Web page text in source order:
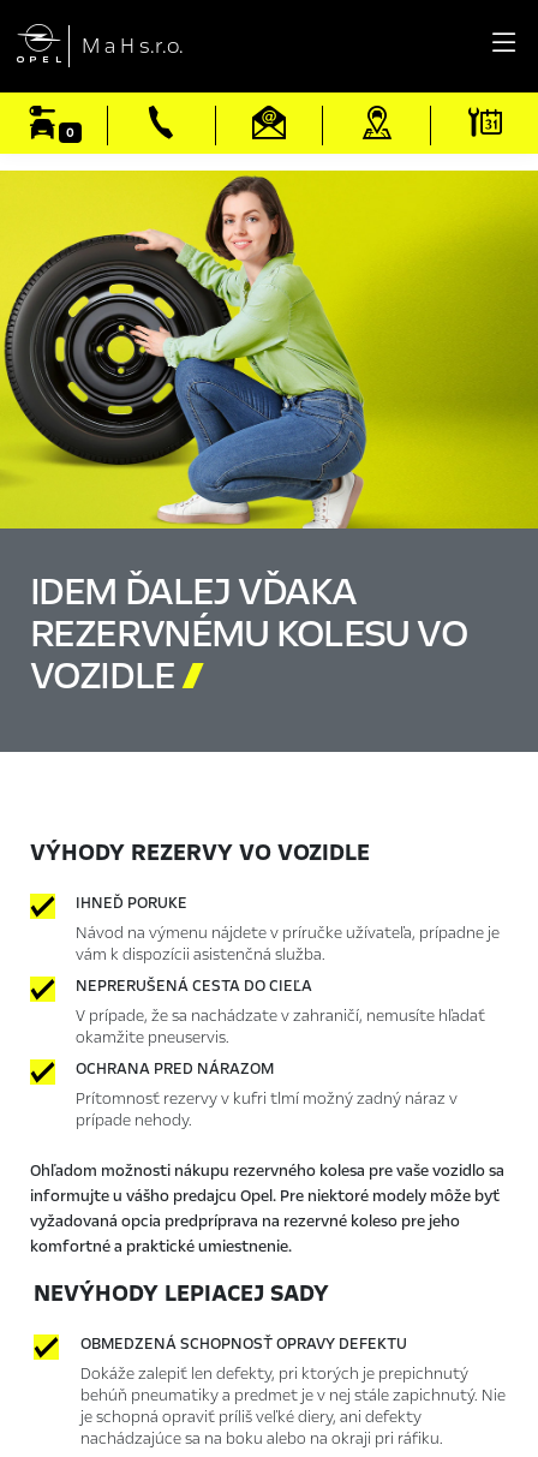
 M a H s.r.o.
0
IDEM ĎALEJ VĎAKA
REZERVNÉMU KOLESU VO
VOZIDLE
VÝHODY REZERVY VO VOZIDLE
IHNEĎ PORUKE
Návod na výmenu nájdete v príručke užívateľa, prípadne je
vám k dispozícii asistenčná služba.
NEPRERUŠENÁ CESTA DO CIEĽA
V prípade, že sa nachádzate v zahraničí, nemusíte hľadať
okamžite pneuservis.
OCHRANA PRED NÁRAZOM
Prítomnosť rezervy v kufri tlmí možný zadný náraz v
prípade nehody.
Ohľadom možnosti nákupu rezervného kolesa pre vaše vozidlo sa
informujte u vášho predajcu Opel. Pre niektoré modely môže byť
vyžadovaná opcia predpríprava na rezervné koleso pre jeho
komfortné a praktické umiestnenie.
NEVÝHODY LEPIACEJ SADY
OBMEDZENÁ SCHOPNOSŤ OPRAVY DEFEKTU
Dokáže zalepiť len defekty, pri ktorých je prepichnutý
behúň pneumatiky a predmet je v nej stále zapichnutý. Nie
je schopná opraviť príliš veľké diery, ani defekty
nachádzajúce sa na boku alebo na okraji pri ráfiku.